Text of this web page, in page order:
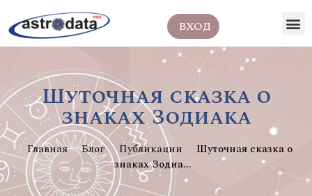
ВХОД
Шуточная сказка о
знаках Зодиака
Главная Блог Публикации
Шуточная сказка о
знаках Зодиа...